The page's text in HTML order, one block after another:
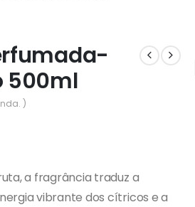
500ml
)
a fragrância traduz a
vibrante dos cítricos e a